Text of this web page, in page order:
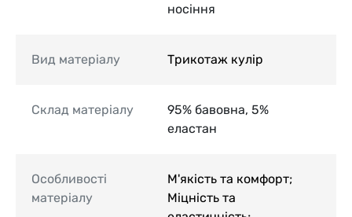
носіння
Вид матеріалу Трикотаж кулір
Склад матеріалу
95% бавовна, 5%
еластан
Особливості
матеріалу
М'якість та комфорт;
Міцність та